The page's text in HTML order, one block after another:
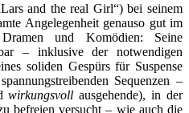
and the real Girl“) bei seinem
Angelegenheit genauso gut im
und Komödien: Seine
– inklusive der notwendigen
soliden Gespürs für Suspense
Sequenzen –
wirkungsvoll ausgehende), in der
befreien versucht – wie auch die